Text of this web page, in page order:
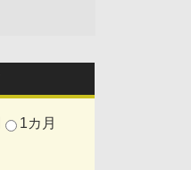
1カ月